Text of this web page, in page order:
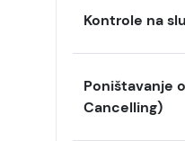
Kontrole na
Poništavanje
Cancelling)